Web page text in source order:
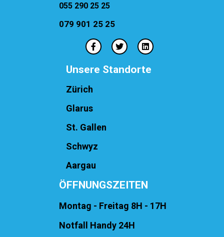
055 290 25 25
079 901 25 25
Unsere Standorte
Zürich
Glarus
St. Gallen
Schwyz
Aargau
ÖFFNUNGSZEITEN
Montag - Freitag 8H - 17H
Notfall Handy 24H